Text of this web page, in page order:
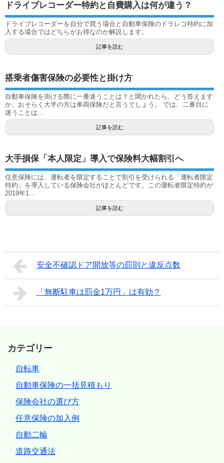
ドライブレコーダー特約と自費購入は何が違う？
ドライブレコーダーを自分で買う場合と自動車保険のドラレコ特約に加
入する場合ではどちらがお得なのか解説します。
記事を読む
搭乗者傷害保険の必要性と掛け方
自動車保険を掛ける際に一番迷うことは？と聞かれたら、どう答えます
か。おそらく大半の方は車両保険だと言うでしょう。 では、二番目に
迷うことは...
記事を読む
大手損保「本人限定」導入で保険料大幅割引へ
任意保険には、運転者を限定することで割引を受けられる「運転者限定
特約」を導入している保険会社がほとんどです。この運転者限定特約が
2019年1...
記事を読む
安全不確認ドア開放等の罰則と違反点数
「無断駐車は罰金1万円」は有効？
カテゴリー
自転車
自動車保険の一括見積もり
保険会社の選び方
任意保険の加入例
自動二輪
道路交通法